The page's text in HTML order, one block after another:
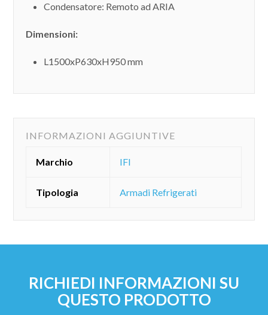
Condensatore: Remoto ad ARIA
Dimensioni:
L1500xP630xH950 mm
INFORMAZIONI AGGIUNTIVE
Marchio IFI
Tipologia Armadi Refrigerati
RICHIEDI INFORMAZIONI SU
QUESTO PRODOTTO